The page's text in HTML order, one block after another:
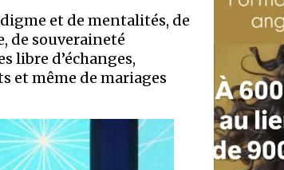
et de mentalités, de
de souveraineté
libre d’échanges,
et même de mariages